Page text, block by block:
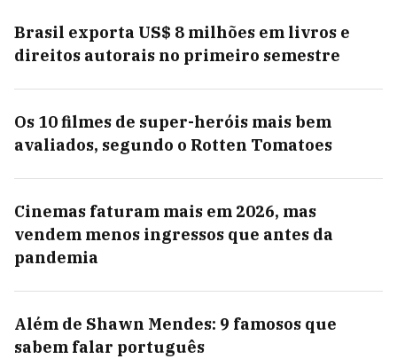
Brasil exporta US$ 8 milhões em livros e
direitos autorais no primeiro semestre
Os 10 filmes de super-heróis mais bem
avaliados, segundo o Rotten Tomatoes
Cinemas faturam mais em 2026, mas
vendem menos ingressos que antes da
pandemia
Além de Shawn Mendes: 9 famosos que
sabem falar português